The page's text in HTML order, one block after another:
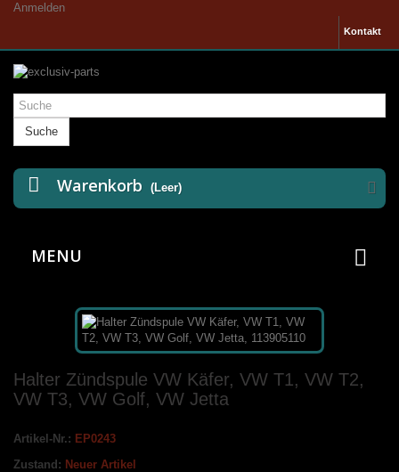
Anmelden
Kontakt
Suche
Warenkorb (Leer)
MENU
Halter Zündspule VW Käfer, VW T1, VW T2,
VW T3, VW Golf, VW Jetta
Artikel-Nr.: EP0243
Zustand: Neuer Artikel